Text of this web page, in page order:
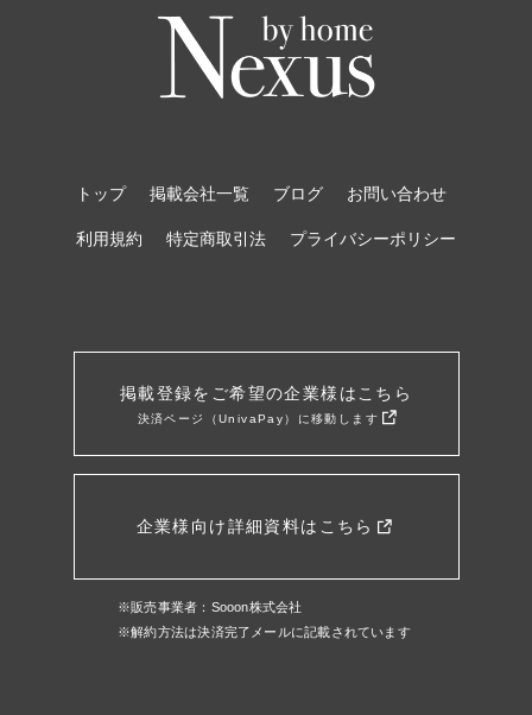
トップ 掲載会社一覧 ブログ お問い合わせ
利用規約 特定商取引法 プライバシーポリシー
掲載登録をご希望の企業様はこちら
決済ページ（UnivaPay）に移動します
企業様向け詳細資料はこちら
※販売事業者：Sooon株式会社
※解約方法は決済完了メールに記載されています